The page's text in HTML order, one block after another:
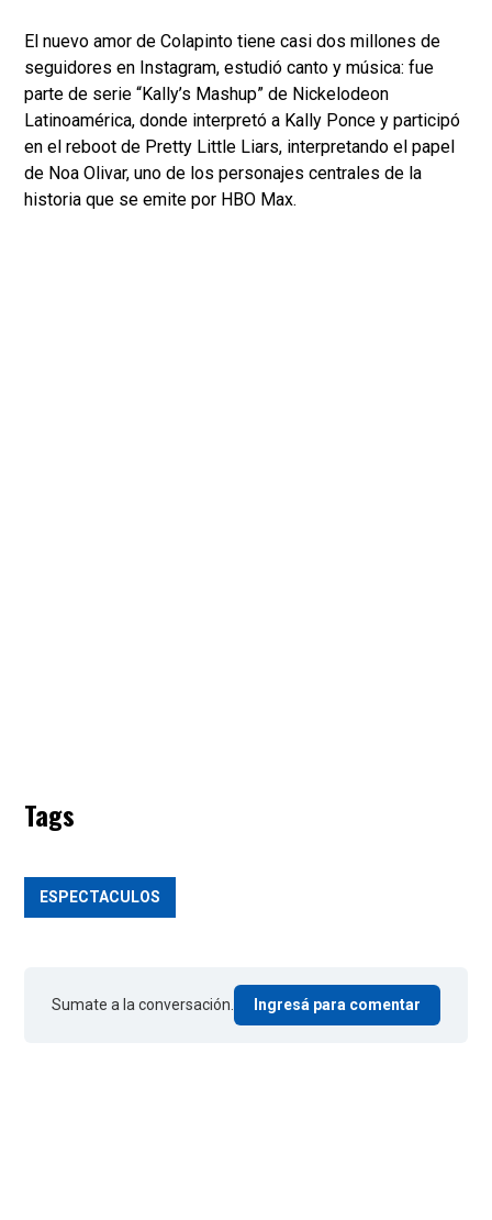
El nuevo amor de Colapinto tiene casi dos millones de
seguidores en Instagram, estudió canto y música: fue
parte de serie “Kally’s Mashup” de Nickelodeon
Latinoamérica, donde interpretó a Kally Ponce y participó
en el reboot de Pretty Little Liars, interpretando el papel
de Noa Olivar, uno de los personajes centrales de la
historia que se emite por HBO Max.
Tags
ESPECTACULOS
Sumate a la conversación. Ingresá para comentar